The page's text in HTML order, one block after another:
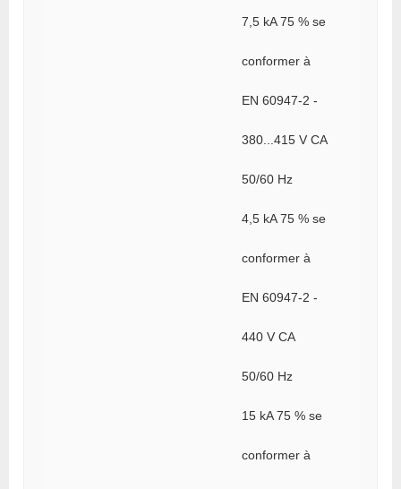
7,5 kA 75 % se
conformer à
EN 60947-2 -
380...415 V CA
50/60 Hz
4,5 kA 75 % se
conformer à
EN 60947-2 -
440 V CA
50/60 Hz
15 kA 75 % se
conformer à